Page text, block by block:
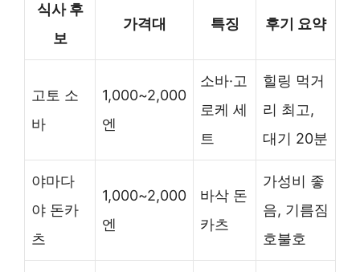
식사 후
보
가격대 특징 후기 요약
고토 소
바
1,000~2,000
엔
소바·고
로케 세
트
힐링 먹거
리 최고,
대기 20분
야마다
야 돈카
츠
1,000~2,000
엔
바삭 돈
카츠
가성비 좋
음, 기름짐
호불호